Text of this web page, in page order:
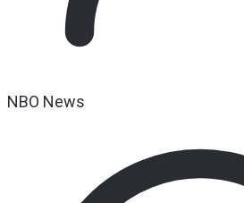
NBO News